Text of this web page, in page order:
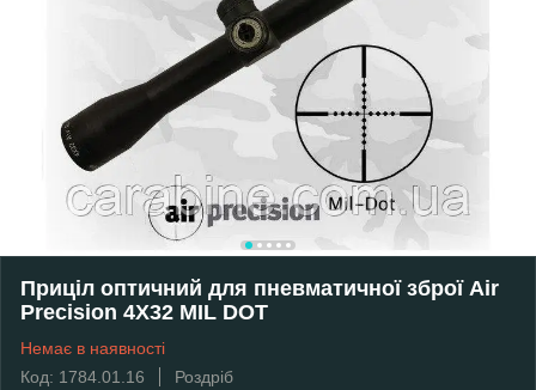
Приціл оптичний для пневматичної зброї Air
Precision 4X32 MIL DOT
Немає в наявності
Код: 1784.01.16
Роздріб